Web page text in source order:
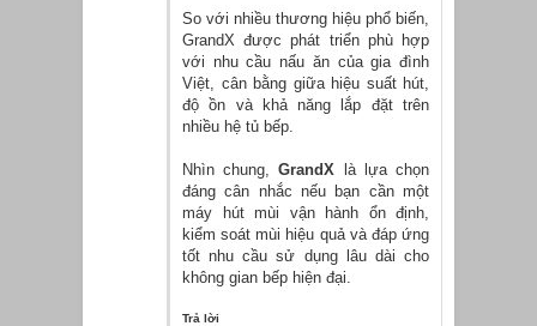
So với nhiều thương hiệu phổ biến,
GrandX được phát triển phù hợp
với nhu cầu nấu ăn của gia đình
Việt, cân bằng giữa hiệu suất hút,
độ ồn và khả năng lắp đặt trên
nhiều hệ tủ bếp.
Nhìn chung,GrandX là lựa chọn
đáng cân nhắc nếu bạn cần một
máy hút mùi vận hành ổn định,
kiểm soát mùi hiệu quả và đáp ứng
tốt nhu cầu sử dụng lâu dài cho
không gian bếp hiện đại.
Trả lời